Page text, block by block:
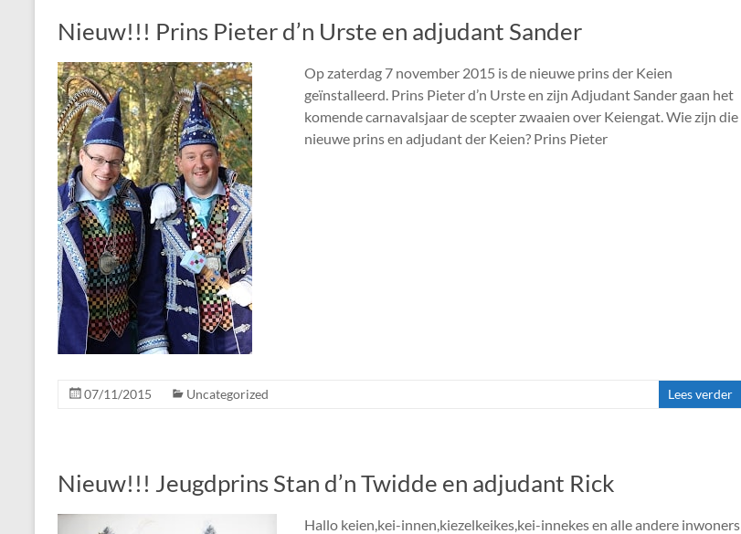
Nieuw!!! Prins Pieter d’n Urste en adjudant Sander
Op zaterdag 7 november 2015 is de nieuwe prins der Keien
geïnstalleerd. Prins Pieter d’n Urste en zijn Adjudant Sander gaan het
komende carnavalsjaar de scepter zwaaien over Keiengat. Wie zijn die
nieuwe prins en adjudant der Keien? Prins Pieter
07/11/2015 Uncategorized Lees verder
Nieuw!!! Jeugdprins Stan d’n Twidde en adjudant Rick
Hallo keien,kei-innen,kiezelkeikes,kei-innekes en alle andere inwoners